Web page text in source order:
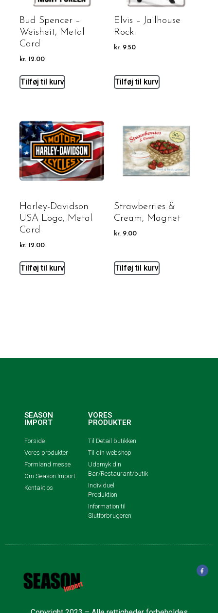
Bud Spencer –
Weisheit, Metal
Card
kr. 12.00
Tilføj til kurv
Elvis – Jailhouse
Rock
kr. 9.50
Tilføj til kurv
Harley-Davidson
USA Logo, Metal
Card
kr. 12.00
Tilføj til kurv
Strawberries &
Cream, Magnet
kr. 9.00
Tilføj til kurv
SEASON
IMPORT
Forside
Vores produkter
Formland messe
Om Season Import
Kontakt os
VORES
PRODUKTER
Til Detail butikken
Til din webshop
Udsmyk din
Bar/Restaurant/butik
Individuel
Produktion
Information til
Slutforbrugeren